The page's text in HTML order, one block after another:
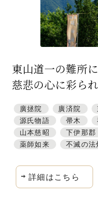
日本文化を探る
プレスアーカイブ
サイトポリシー
東山道一の難所
慈悲の心に彩ら
廣拯院 廣済院
源氏物語
帚木
山本慈昭
下伊那郡
薬師如来
不滅の法
詳細はこちら